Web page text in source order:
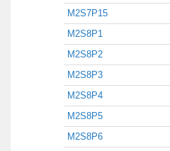
M2S7P15
M2S8P1
M2S8P2
M2S8P3
M2S8P4
M2S8P5
M2S8P6